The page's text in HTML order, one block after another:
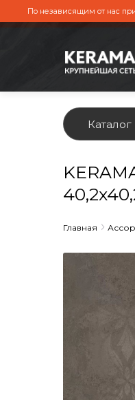
По независящим от нас
Каталог
Главная